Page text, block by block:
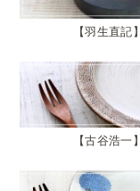
羽生直記
古谷浩一